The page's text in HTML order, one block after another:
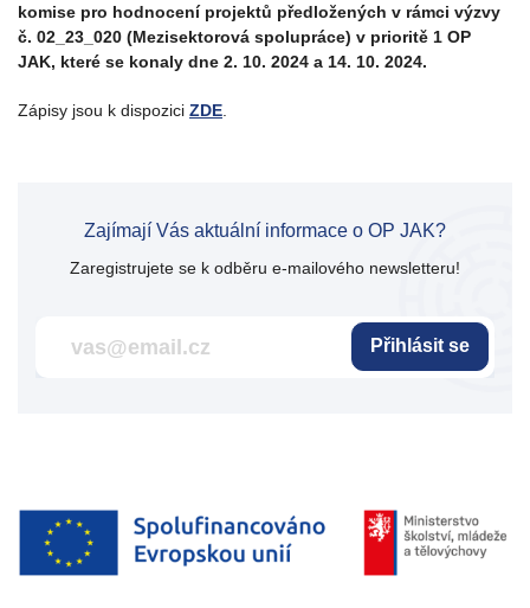
komise pro hodnocení projektů předložených v rámci výzvy
č. 02_23_020 (Mezisektorová spolupráce) v prioritě 1 OP
JAK, které se konaly dne 2. 10. 2024 a 14. 10. 2024.
Zápisy jsou k dispozici ZDE
Zajímají Vás aktuální informace o OP JAK?
Zaregistrujete se k odběru e-mailového newsletteru!
Přihlásit se